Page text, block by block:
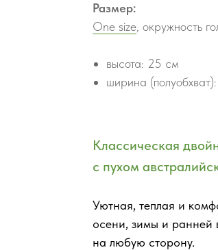
Размер:
One size , окружность
высота: 25 см
ширина
Классическая
с пухом
Уютная, теплая и
осени, зимы и ранней
на любую сторону.